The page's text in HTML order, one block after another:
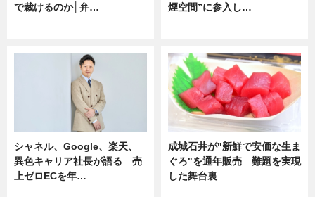
で裁けるのか│弁…
煙空間”に参入し…
シャネル、Google、楽天、
異色キャリア社長が語る 売
上ゼロECを年…
成城石井が"新鮮で安価な生ま
ぐろ"を通年販売 難題を実現
した舞台裏